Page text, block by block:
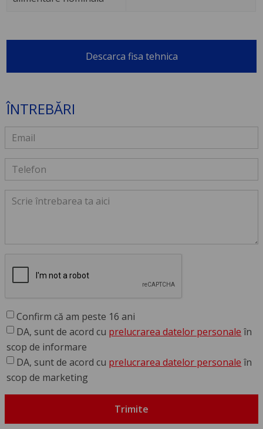
Descarca fisa tehnica
ÎNTREBĂRI
Confirm că am peste 16 ani
DA, sunt de acord cu prelucrarea datelor personale în
scop de informare
DA, sunt de acord cu prelucrarea datelor personale în
scop de marketing
Trimite